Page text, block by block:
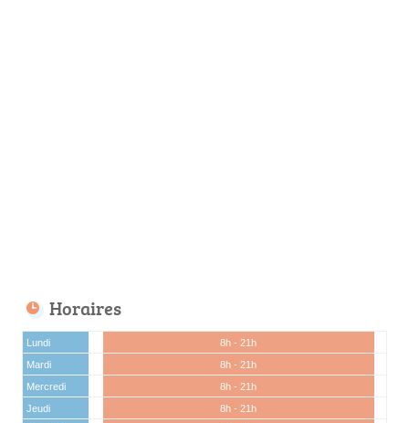
Horaires
Lundi
8h - 21h
Mardi
8h - 21h
Mercredi
8h - 21h
Jeudi
8h - 21h